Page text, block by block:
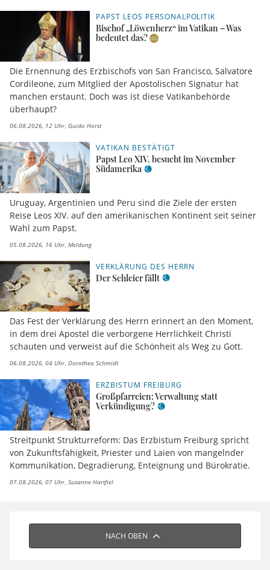
PAPST LEOS PERSONALPOLITIK
Bischof „Löwenherz“ im Vatikan – Was
bedeutet das?
Die Ernennung des Erzbischofs von San Francisco, Salvatore
Cordileone, zum Mitglied der Apostolischen Signatur hat
manchen erstaunt. Doch was ist diese Vatikanbehörde
überhaupt?
06.08.2026, 12 Uhr Guido Horst
VATIKAN BESTÄTIGT
Papst Leo XIV. besucht im November
Südamerika
Uruguay, Argentinien und Peru sind die Ziele der ersten
Reise Leos XIV. auf den amerikanischen Kontinent seit seiner
Wahl zum Papst.
05.08.2026, 16 Uhr Meldung
VERKLÄRUNG DES HERRN
Der Schleier fällt
Das Fest der Verklärung des Herrn erinnert an den Moment,
in dem drei Apostel die verborgene Herrlichkeit Christi
schauten und verweist auf die Schönheit als Weg zu Gott.
06.08.2026, 04 Uhr Dorothea Schmidt
ERZBISTUM FREIBURG
Großpfarreien: Verwaltung statt
Verkündigung?
Streitpunkt Strukturreform: Das Erzbistum Freiburg spricht
von Zukunftsfähigkeit, Priester und Laien von mangelnder
Kommunikation, Degradierung, Enteignung und Bürokratie.
07.08.2026, 07 Uhr Susanne Hartfiel
NACH OBEN